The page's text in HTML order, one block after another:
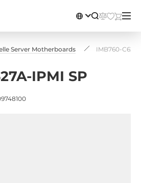
Server Motherboards IMB760-
IPMI SP